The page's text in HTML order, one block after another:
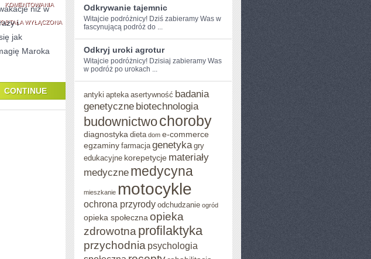
KOMENTOWANIAODKRYJ
MAGIĘ
WAKACJI
MAROKU:
TAJEMNICZE
PRZYGODY
AFRYCE
PÓŁNOCNEJ
WYŁĄCZONA
niż w
i
jak
Maroka
CONTINUE
Odkrywanie tajemnic
Witajcie podróżnicy! Dziś zabieramy Was w
fascynującą podróż do ...
Odkryj uroki agrotur
Witajcie podróżnicy! Dzisiaj zabieramy Was
w ‌podróż po urokach ...
antyki apteka asertywność badania
genetyczne biotechnologia
budownictwochoroby
diagnostyka dieta dom e-commerce
egzaminy farmacja genetyka gry
edukacyjne korepetycje materiały
medyczne medycyna
mieszkanie motocykle
ochrona przyrody odchudzanie ogród
opieka społeczna opieka
zdrowotna profilaktyka
przychodnia psychologia